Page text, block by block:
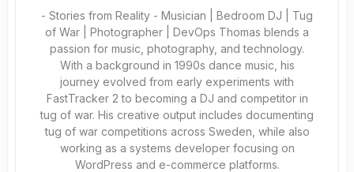
- Stories from Reality - Musician | Bedroom DJ | Tug
of War | Photographer | DevOps Thomas blends a
passion for music, photography, and technology.
With a background in 1990s dance music, his
journey evolved from early experiments with
FastTracker 2 to becoming a DJ and competitor in
tug of war. His creative output includes documenting
tug of war competitions across Sweden, while also
working as a systems developer focusing on
WordPress and e-commerce platforms.